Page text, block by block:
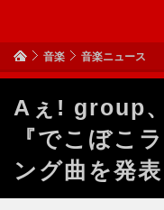
音楽 音楽ニュース
Aぇ! group
『でこぼこ
ング曲を発